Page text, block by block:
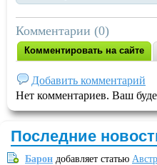
Комментарии (0)
Комментировать на сайте
Добавить комментарий
Нет комментариев. Ваш
Последние
Барон добавляет статью